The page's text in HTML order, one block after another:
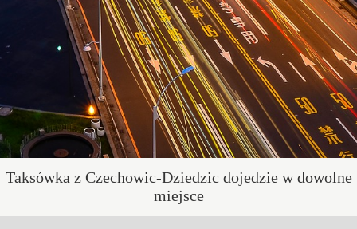
Taksówka z Czechowic-Dziedzic dojedzie w dowolne
miejsce